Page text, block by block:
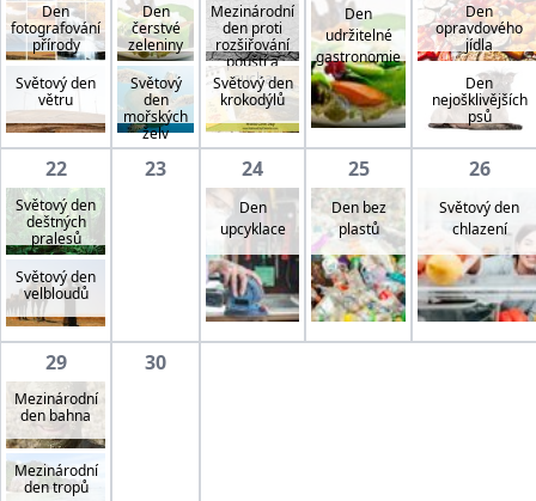
Den
fotografování
přírody
Světový den
větru
Den
čerstvé
zeleniny
Světový
den
mořských
želv
Mezinárodní
den proti
rozšiřování
pouští a
sucha
Světový den
krokodýlů
Den
udržitelné
gastronomie
Den
opravdového
jídla
Den
nejošklivějších
psů
22
Světový den
deštných
pralesů
Světový den
velbloudů
23 24
Den
upcyklace
25
Den bez
plastů
26
Světový den
chlazení
29
Mezinárodní
den bahna
Mezinárodní
den tropů
30